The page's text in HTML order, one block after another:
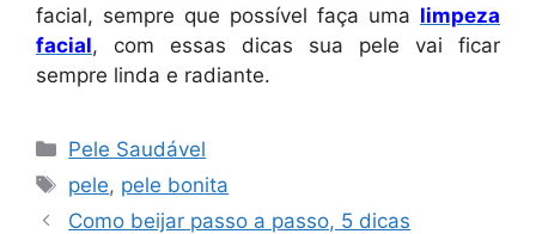
facial, sempre que possível faça uma limpeza
facial, com essas dicas sua pele vai ficar
sempre linda e radiante.
Categorias
Pele Saudável
Tags
pele, pele bonita
Como beijar passo a passo, 5 dicas